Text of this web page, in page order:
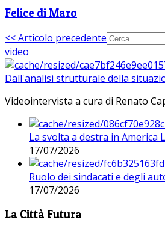
Felice di Maro
<< Articolo precedente
video
Dall'analisi strutturale della
Videointervista a cura di Renato
La svolta a destra in America
17/07/2026
Ruolo dei sindacati e degli
17/07/2026
La Città Futura